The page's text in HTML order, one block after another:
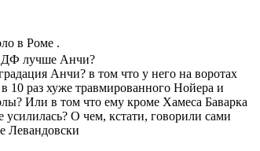
в Рoме .
ДФ лучше Анчи?
Анчи? в том что у него на воротах
10 раз хуже травмированного Нойера и
Или в том что ему кроме Хамеса Баварка
усилилась? О чем, кстати, говорили сами
Левандовски